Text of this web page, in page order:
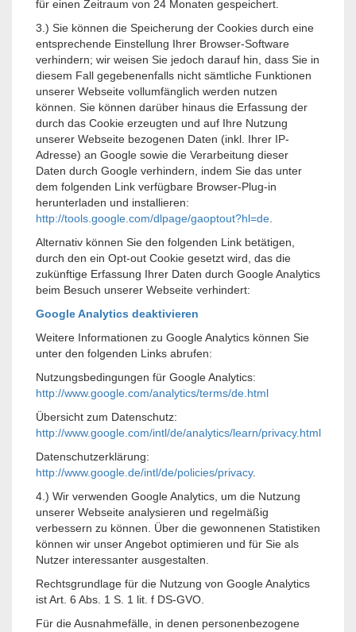
für einen Zeitraum von 24 Monaten gespeichert.
3.) Sie können die Speicherung der Cookies durch eine
entsprechende Einstellung Ihrer Browser-Software
verhindern; wir weisen Sie jedoch darauf hin, dass Sie in
diesem Fall gegebenenfalls nicht sämtliche Funktionen
unserer Webseite vollumfänglich werden nutzen
können. Sie können darüber hinaus die Erfassung der
durch das Cookie erzeugten und auf Ihre Nutzung
unserer Webseite bezogenen Daten (inkl. Ihrer IP-
Adresse) an Google sowie die Verarbeitung dieser
Daten durch Google verhindern, indem Sie das unter
dem folgenden Link verfügbare Browser-Plug-in
herunterladen und installieren:
http://tools.google.com/dlpage/gaoptout?hl=de
Alternativ können Sie den folgenden Link betätigen,
durch den ein Opt-out Cookie gesetzt wird, das die
zukünftige Erfassung Ihrer Daten durch Google Analytics
beim Besuch unserer Webseite verhindert:
Google Analytics deaktivieren
Weitere Informationen zu Google Analytics können Sie
unter den folgenden Links abrufen:
Nutzungsbedingungen für Google Analytics:
http://www.google.com/analytics/terms/de.html
Übersicht zum Datenschutz:
http://www.google.com/intl/de/analytics/learn/privacy.html
Datenschutzerklärung:
http://www.google.de/intl/de/policies/privacy.
4.) Wir verwenden Google Analytics, um die Nutzung
unserer Webseite analysieren und regelmäßig
verbessern zu können. Über die gewonnenen Statistiken
können wir unser Angebot optimieren und für Sie als
Nutzer interessanter ausgestalten.
Rechtsgrundlage für die Nutzung von Google Analytics
ist Art. 6 Abs. 1 S. 1 lit. f DS-GVO.
Für die Ausnahmefälle, in denen personenbezogene